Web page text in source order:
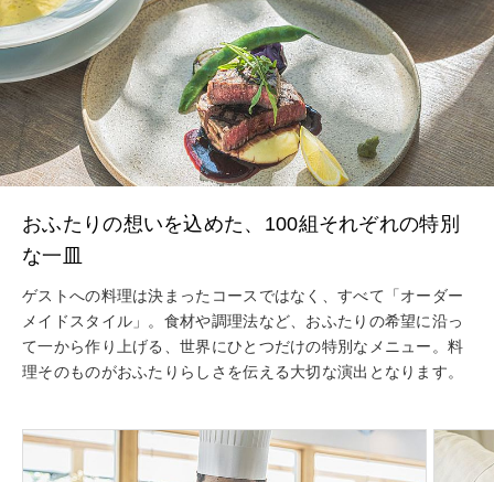
おふたりの想いを込めた、100組それぞれの特別
な一皿
ゲストへの料理は決まったコースではなく、すべて「オーダー
メイドスタイル」。食材や調理法など、おふたりの希望に沿っ
て一から作り上げる、世界にひとつだけの特別なメニュー。料
理そのものがおふたりらしさを伝える大切な演出となります。